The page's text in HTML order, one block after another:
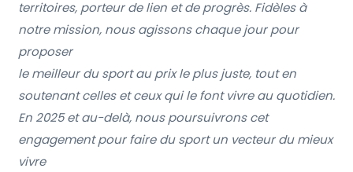
territoires, porteur de lien et de progrès. Fidèles à
notre mission, nous agissons chaque jour pour
proposer
le meilleur du sport au prix le plus juste, tout en
soutenant celles et ceux qui le font vivre au quotidien.
En 2025 et au-delà, nous poursuivrons cet
engagement pour faire du sport un vecteur du mieux
vivre